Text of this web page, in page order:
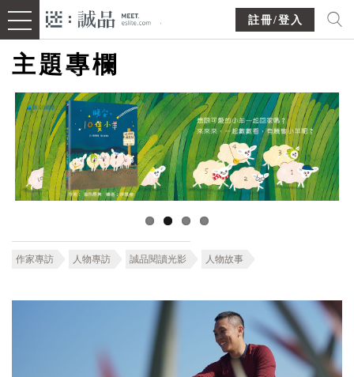
註冊/登入
主題專欄
作家專訪 人物專訪 誠品閱讀光影 人物故事